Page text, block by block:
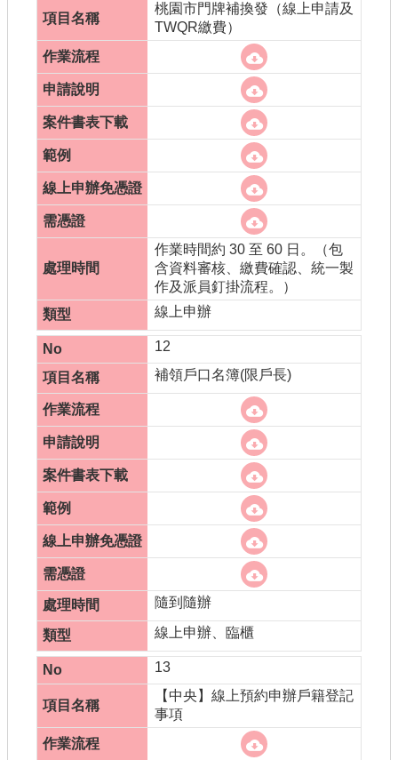
桃園市門牌補換發（線上申請及
TWQR繳費）
作業時間約 30 至 60 日。（包
含資料審核、繳費確認、統一製
作及派員釘掛流程。）
線上申辦
12
補領戶口名簿(限戶長)
隨到隨辦
線上申辦、臨櫃
13
【中央】線上預約申辦戶籍登記
事項